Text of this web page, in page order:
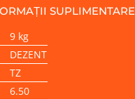
SUPLIMENTARE
9 kg
DEZENT
TZ
6.50